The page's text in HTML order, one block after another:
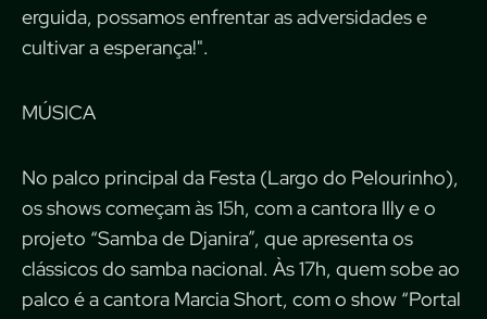
erguida, possamos enfrentar as adversidades e
cultivar a esperança!".
MÚSICA
No palco principal da Festa (Largo do Pelourinho),
os shows começam às 15h, com a cantora Illy e o
projeto “Samba de Djanira”, que apresenta os
clássicos do samba nacional. Às 17h, quem sobe ao
palco é a cantora Marcia Short, com o show “Portal